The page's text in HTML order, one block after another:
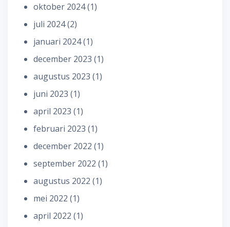
oktober 2024(1)
juli 2024(2)
januari 2024(1)
december 2023 (1)
augustus 2023 (1)
juni 2023 (1)
april 2023 (1)
februari 2023 (1)
december 2022 (1)
september 2022 (1)
augustus 2022 (1)
mei 2022 (1)
april 2022 (1)